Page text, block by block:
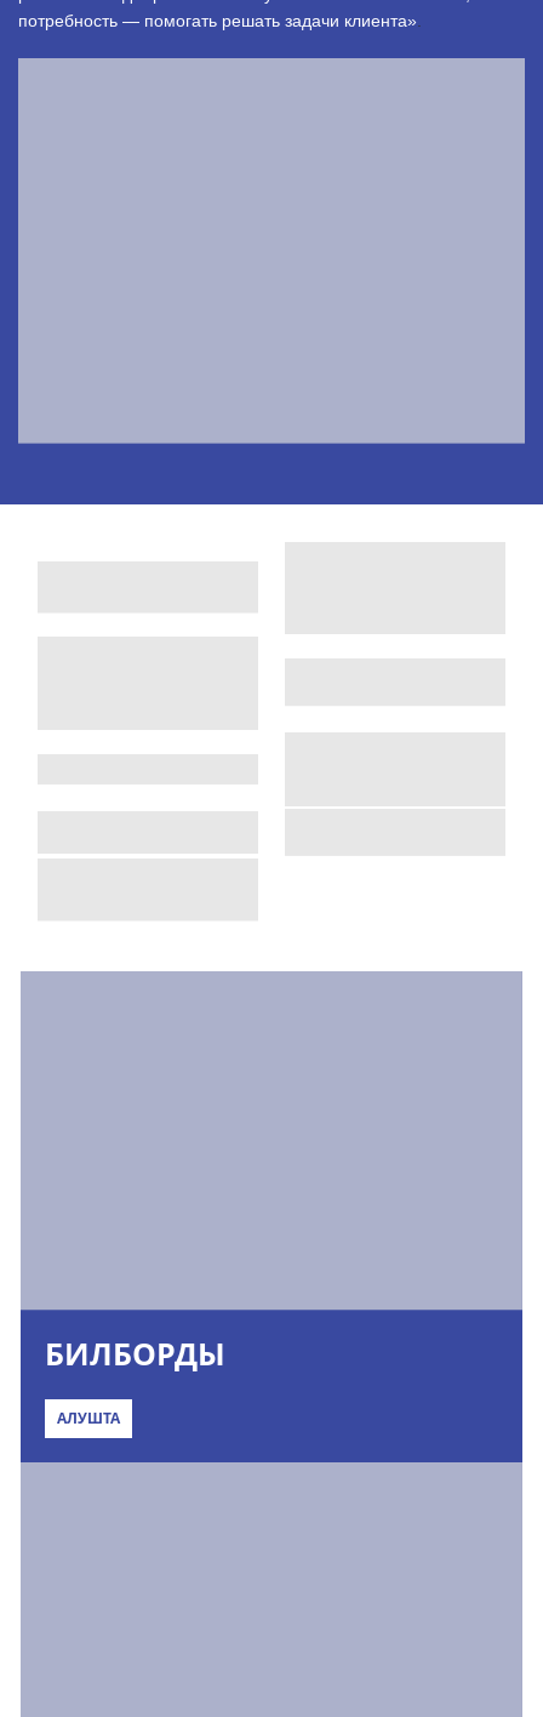
потребность — помогать решать задачи клиента»
БИЛБОРДЫ
АЛУШТА